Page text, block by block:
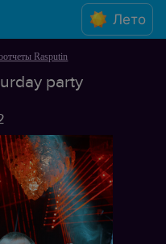
Лето
Rasputin
party